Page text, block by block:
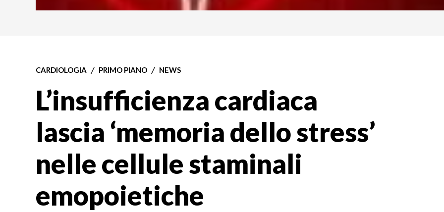
CARDIOLOGIA PRIMO PIANO NEWS
L’insufficienza cardiaca
lascia ‘memoria dello stress’
nelle cellule staminali
emopoietiche